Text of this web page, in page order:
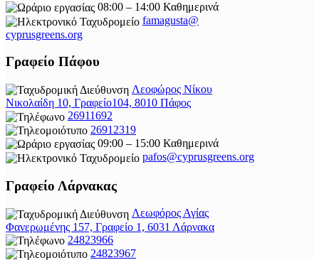
08:00 – 14:00 Καθημερινά
famagusta@
cyprusgreens.org
Γραφείο Πάφου
Λεοφώρος Νίκου
Νικολαίδη 10, Γραφείο104, 8010 Πάφος
26911692
26912319
09:00 – 15:00 Καθημερινά
pafos@cyprusgreens.org
Γραφείο Λάρνακας
Λεωφόρος Αγίας
Φανερωμένης 157, Γραφείο 1, 6031 Λάρνακα
24823966
24823967